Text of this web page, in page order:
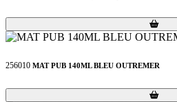
Loading...
Loading...
256010 MAT PUB 140ML BLEU OUTREMER
Loading...
Loading...